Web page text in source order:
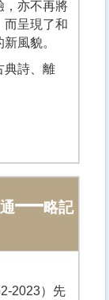
，亦不再將
而呈現了和
風貌。
典詩、離
—略記
2023）先